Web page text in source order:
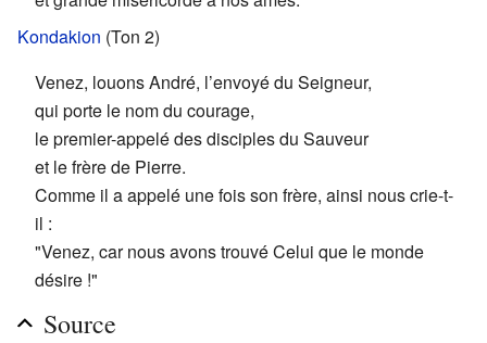
Kondakion (Ton 2)
Venez, louons André, l’envoyé du Seigneur,
qui porte le nom du courage,
le premier-appelé des disciples du Sauveur
et le frère de Pierre.
Comme il a appelé une fois son frère, ainsi nous crie-t-
il :
"Venez, car nous avons trouvé Celui que le monde
désire !"
Source